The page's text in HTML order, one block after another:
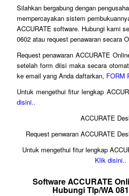
Silahkan bergabung dengan
mempercayakan sistem
ACCURATE software. Hubungi kami
0602 atau request penawaran secara
Request penawaran ACCURATE
setelah form diisi maka secara
ke email yang Anda daftarkan, FORM
Untuk mengethui fitur lengkap
disini..
ACCURATE
Request penwaran ACCURATE
Untuk mengethui fitur lengkap
Klik disini..
Software ACCURATE
Hubungi Tlp/WA